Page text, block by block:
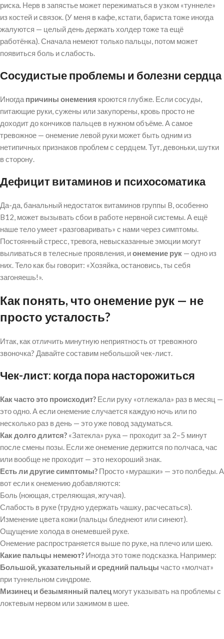
риска. Нерв в запястье может пережиматься в узком «туннеле»
из костей и связок. (У меня в кафе, кстати, бариста тоже иногда
жалуются — целый день держать холдер тоже та ещё
работёнка). Сначала немеют только пальцы, потом может
появиться боль и слабость.
Сосудистые проблемы и болезни сердца
Иногда причины онемения кроются глубже. Если сосуды,
питающие руки, сужены или закупорены, кровь просто не
доходит до кончиков пальцев в нужном объёме. А самое
тревожное — онемение левой руки может быть одним из
нетипичных признаков проблем с сердцем. Тут, девоньки, шутки
в сторону.
Дефицит витаминов и психосоматика
Да-да, банальный недостаток витаминов группы B, особенно
B12, может вызывать сбои в работе нервной системы. А ещё
наше тело умеет «разговаривать» с нами через симптомы.
Постоянный стресс, тревога, невысказанные эмоции могут
выливаться в телесные проявления, ионемение рук — одно из
них. Тело как бы говорит: «Хозяйка, остановись, ты себя
загоняешь!».
Как понять, что онемение рук — не
просто усталость?
Итак, как отличить минутную неприятность от тревожного
звоночка? Давайте составим небольшой чек-лист.
Чек-лист: когда пора насторожиться
Как часто это происходит? Если руку «отлежала» раз в месяц —
это одно. А если онемение случается каждую ночь или по
несколько раз в день — это уже повод задуматься.
Как долго длится? «Затекла» рука — проходит за 2–5 минут
после смены позы. Если же онемение держится по полчаса, час
или вообще не проходит — это нехороший знак.
Есть ли другие симптомы? Просто «мурашки» — это полбеды. А
вот если к онемению добавляются:
Боль (ноющая, стреляющая, жгучая).
Слабость в руке (трудно удержать чашку, расчесаться).
Изменение цвета кожи (пальцы бледнеют или синеют).
Ощущение холода в онемевшей руке.
Онемение распространяется выше по руке, на плечо или шею.
Какие пальцы немеют? Иногда это тоже подсказка. Например:
Большой, указательный и средний пальцы часто «молчат»
при туннельном синдроме.
Мизинец и безымянный палец могут указывать на проблемы с
локтевым нервом или зажимом в шее.